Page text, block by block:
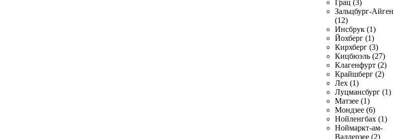
Грац (3)
Зальцбург-Айген
(12)
Инсбрук (1)
Йохберг (1)
Кирхберг (3)
Кицбюэль (27)
Клагенфурт (2)
Крайшберг (2)
Лех (1)
Луцмансбург (1)
Матзее (1)
Мондзее (6)
Нойленгбах (1)
Ноймаркт-ам-
Валлерзее (2)